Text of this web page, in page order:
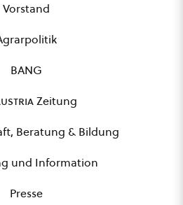
Vorstand
BANG
Zeitung
Beratung & Bildung
und Information
Presse